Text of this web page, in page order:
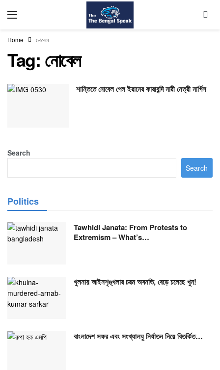
Home নোবেল
Tag: নোবেল
শান্তিতে নোবেল পেল ইরানের কারাবন্দি নারী নেত্রী নার্গিস
Search
Search
Politics
Tawhidi Janata: From Protests to
Extremism – What’s…
খুলনায় আইনশৃঙ্খলার চরম অবনতি, বেড়ে চলেছে খুন!
বাংলাদেশ সফর এবং সংখ্যালঘু নির্যাতন নিয়ে বিতর্কিত…